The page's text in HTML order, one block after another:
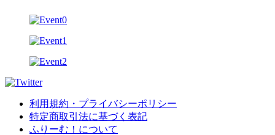
利用規約・プライバシーポリシー
特定商取引法に基づく表記
ふりーむ！について